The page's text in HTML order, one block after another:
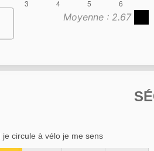
Moyenne : 2.67
je circule à vélo je me sens